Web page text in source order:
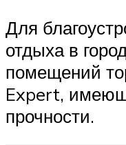
Для
отдыха в
помещений
Expert,
прочности.